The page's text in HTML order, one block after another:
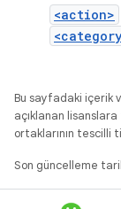
<action>
Bu sayfadaki içerik
açıklanan
ortaklarının tescilli
Son güncelleme